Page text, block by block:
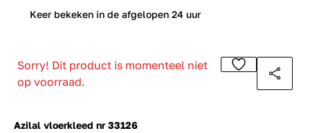
Azilal vloerkleed nr 33126
Keer bekeken in de afgelopen 24 uur
Sorry! Dit product is momenteel niet
op voorraad.